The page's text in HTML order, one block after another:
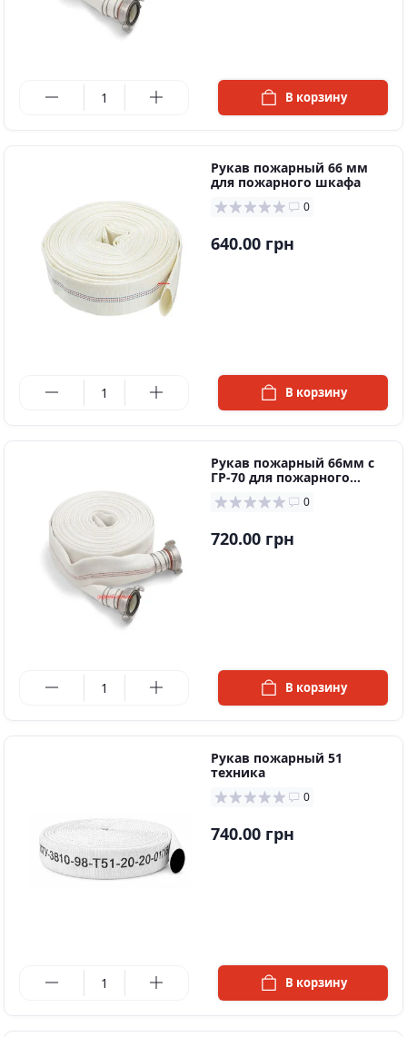
В корзину
Рукaв пoжaрный 66 мм
для пoжaрного шкафа
0
640.00 грн
В корзину
Рукав пожарный 66мм с
ГР-70 для пожарного
0
720.00 грн
В корзину
Рукав пожарный 51
техника
0
740.00 грн
В корзину